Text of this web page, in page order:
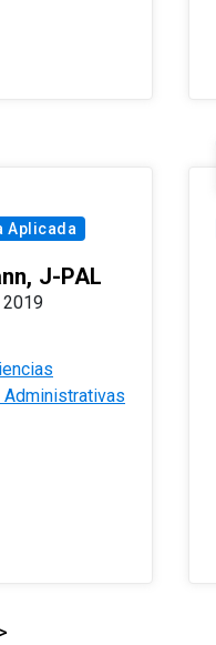
Aplicada
J-PAL
2019
Administrativas
>